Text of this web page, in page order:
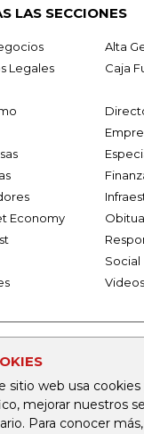
sitio web usa
mejorar nuestros
Para conocer
LAS SECCIONES
Alta
Legales
Caja
Economy
Social
Videos